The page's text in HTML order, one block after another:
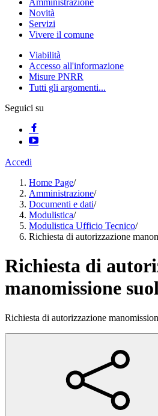
Amministrazione
Novità
Servizi
Vivere il comune
Viabilità
Accesso all'informazione
Misure PNRR
Tutti gli argomenti...
Seguici su
Accedi
Home Page/
Amministrazione/
Documenti e dati/
Modulistica/
Modulistica Ufficio Tecnico/
Richiesta di autorizzazione
Richiesta di
manomissione
Richiesta di autorizzazione